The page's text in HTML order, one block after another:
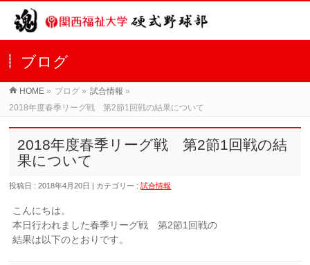
ブログ
HOME » ブログ » 試合情報 »
2018年度春季リーグ戦 第2節1回戦の結果について
2018年度春季リーグ戦 第2節1回戦の結
果について
投稿日 : 2018年4月20日 | カテゴリー :試合情報
こんにちは。
本日行われました春季リーグ戦 第2節1回戦の
結果は以下のとおりです。